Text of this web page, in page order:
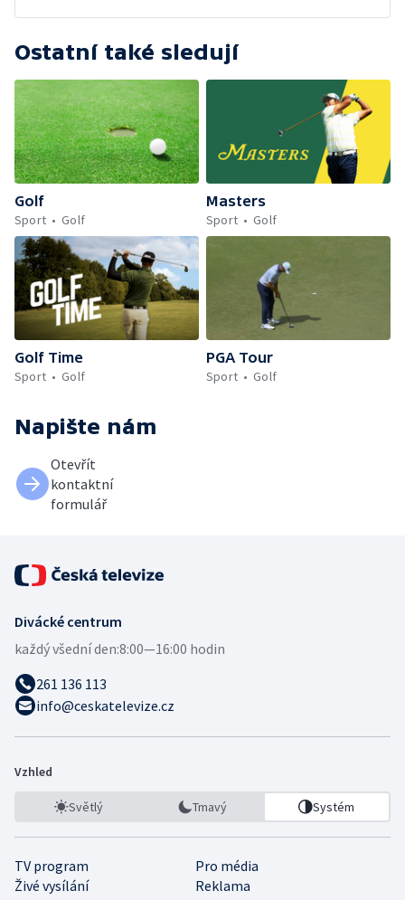
Ostatní také sledují
Golf
Sport
Golf
Masters
Sport
Golf
Golf Time
Sport
Golf
PGA Tour
Sport
Golf
Napište nám
Otevřít
kontaktní
formulář
Divácké centrum
každý všední den:8:00—16:00 hodin
261 136 113
info@ceskatelevize.cz
Vzhled
Světlý Tmavý Systém
TV program
Pro média
Živé vysílání
Reklama